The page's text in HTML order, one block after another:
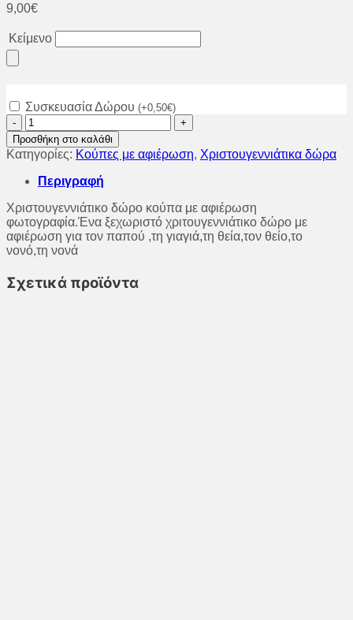
9,00€
Κείμενο
Συσκευασία Δώρου (+0,50€)
Χριστουγεννιάτικη
κούπα
με
αφιέρωση.
ποσότητα
Προσθήκη στο καλάθι
Κατηγορίες: Κούπες με αφιέρωση, Χριστουγεννιάτικα δώρα
Περιγραφή
Χριστουγεννιάτικο δώρο κούπα με αφιέρωση
φωτογραφία.Ένα ξεχωριστό χριτουγεννιάτικο δώρο με
αφιέρωση για τον παπού ,τη γιαγιά,τη θεία,τον θείο,το
νονό,τη νονά
Σχετικά προϊόντα